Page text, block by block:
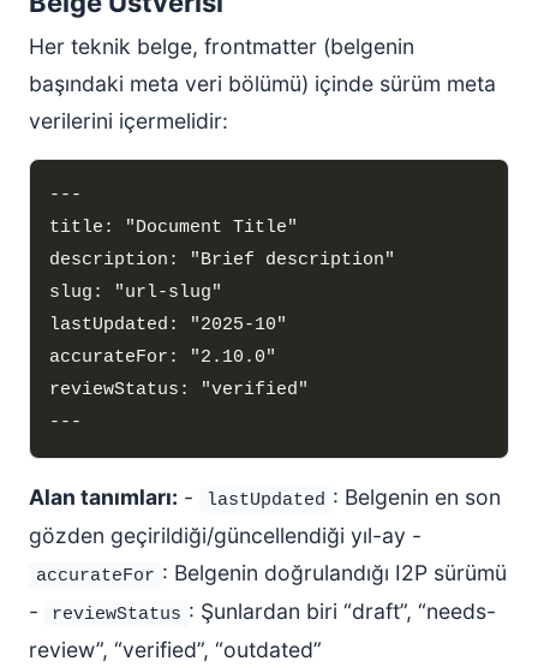
Her teknik belge, frontmatter (belgenin
başındaki meta veri bölümü) içinde sürüm meta
verilerini içermelidir:
Alan tanımları: - lastUpdated : Belgenin en son
gözden geçirildiği/güncellendiği yıl-ay -
accurateFor : Belgenin doğrulandığı I2P sürümü
-
reviewStatus : Şunlardan biri “draft”, “needs-
review”, “verified”, “outdated”